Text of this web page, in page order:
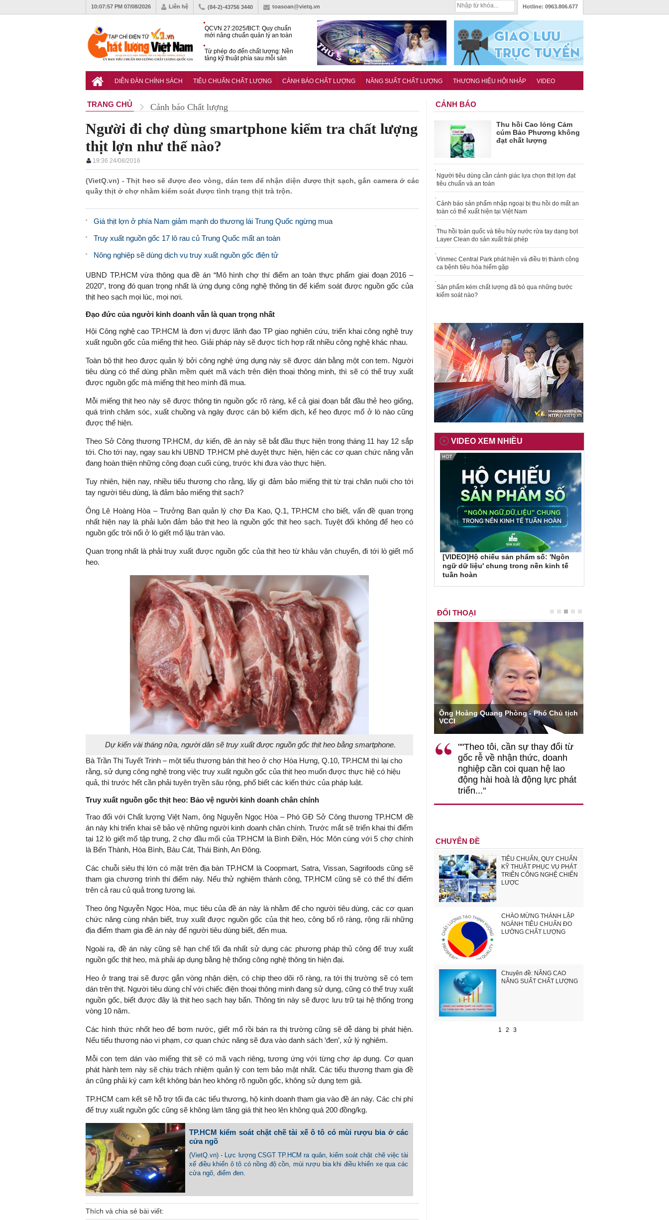
10:07:58 PM 07/08/2026 Liên hệ (84-2)-43756 3440 toasoan@vietq.vn Hotline: 0963.806.677
QCVN 27:2025/BCT: Quy chuẩn
mới nâng chuẩn quản lý an toàn
Từ phép đo đến chất lượng: Nền
tảng kỹ thuật phía sau mỗi sản
của quy hoạch đô thị tri thức tại
DIỄN ĐÀN CHÍNH SÁCH TIÊU CHUẨN CHẤT LƯỢNG CẢNH BÁO CHẤT LƯỢNG NĂNG SUẤT CHẤT LƯỢNG THƯƠNG HIỆU HỘI NHẬP VIDEO
TRANG CHỦ Cảnh báo Chất lượng
Người đi chợ dùng smartphone kiểm tra chất lượng
thịt lợn như thế nào?
19:36 24/08/2016
(VietQ.vn) - Thịt heo sẽ được đeo vòng, dán tem để nhận diện được thịt sạch, gắn camera ở các
quầy thịt ở chợ nhằm kiểm soát được tình trạng thịt trà trộn.
Giá thịt lợn ở phía Nam giảm mạnh do thương lái Trung Quốc ngừng mua
Truy xuất nguồn gốc 17 lô rau củ Trung Quốc mất an toàn
Nông nghiệp sẽ dùng dịch vụ truy xuất nguồn gốc điện tử
UBND TP.HCM vừa thông qua đề án “Mô hình chợ thí điểm an toàn thực phẩm giai đoạn 2016 –
2020”, trong đó quan trọng nhất là ứng dụng công nghệ thông tin để kiểm soát được nguồn gốc của
thịt heo sạch mọi lúc, mọi nơi.
Đạo đức của người kinh doanh vẫn là quan trọng nhất
Hội Công nghệ cao TP.HCM là đơn vị được lãnh đạo TP giao nghiên cứu, triển khai công nghệ truy
xuất nguồn gốc của miếng thịt heo. Giải pháp này sẽ được tích hợp rất nhiều công nghệ khác nhau.
Toàn bộ thịt heo được quản lý bởi công nghệ ứng dụng này sẽ được dán bằng một con tem. Người
tiêu dùng có thể dùng phần mềm quét mã vách trên điện thoại thông minh, thì sẽ có thể truy xuất
được nguồn gốc mà miếng thịt heo mình đã mua.
Mỗi miếng thịt heo này sẽ được thông tin nguồn gốc rõ ràng, kể cả giai đoạn bắt đầu thẻ heo giống,
quá trình chăm sóc, xuất chuồng và ngày được cán bộ kiểm dịch, kể heo được mổ ở lò nào cũng
được thể hiện.
Theo Sở Công thương TP.HCM, dự kiến, đề án này sẽ bắt đầu thực hiện trong tháng 11 hay 12 sắp
tới. Cho tới nay, ngay sau khi UBND TP.HCM phê duyệt thực hiện, hiện các cơ quan chức năng vẫn
đang hoàn thiện những công đoạn cuối cùng, trước khi đưa vào thực hiện.
Tuy nhiên, hiện nay, nhiều tiểu thương cho rằng, lấy gì đảm bảo miếng thịt từ trại chăn nuôi cho tới
tay người tiêu dùng, là đảm bảo miếng thịt sạch?
Ông Lê Hoàng Hòa – Trưởng Ban quản lý chợ Đa Kao, Q.1, TP.HCM cho biết, vấn đề quan trọng
nhất hiện nay là phải luôn đảm bảo thịt heo là nguồn gốc thịt heo sạch. Tuyệt đối không để heo có
nguồn gốc trôi nổi ở lò giết mổ lậu tràn vào.
Quan trọng nhất là phải truy xuất được nguồn gốc của thịt heo từ khâu vận chuyển, đi tới lò giết mổ
heo.
Dự kiến vài tháng nữa, người dân sẽ truy xuất được nguồn gốc thịt heo bằng smartphone.
Bà Trần Thị Tuyết Trinh – một tiểu thương bán thịt heo ở chợ Hòa Hưng, Q.10, TP.HCM thì lại cho
rằng, sử dụng công nghệ trong việc truy xuất nguồn gốc của thịt heo muốn được thực hiệ có hiệu
quả, thì trước hết cần phải tuyên tryền sâu rộng, phố biết các kiến thức của pháp luật.
Truy xuất nguồn gốc thịt heo: Bảo vệ người kinh doanh chân chính
Trao đổi với Chất lượng Việt Nam, ông Nguyễn Ngọc Hòa – Phó GĐ Sở Công thương TP.HCM đề
án này khi triển khai sẽ bảo vệ những người kinh doanh chân chính. Trước mắt sẽ triển khai thí điểm
tại 12 lò giết mổ tập trung, 2 chợ đầu mối của TP.HCM là Bình Điền, Hóc Môn cùng với 5 chợ chính
là Bến Thành, Hòa Bình, Bàu Cát, Thái Binh, An Đông.
Các chuỗi siêu thị lớn có mặt trên địa bàn TP.HCM là Coopmart, Satra, Vissan, Sagrifoods cũng sẽ
tham gia chương trình thí điểm này. Nếu thử nghiệm thành công, TP.HCM cũng sẽ có thể thí điểm
trên cả rau củ quả trong tương lai.
Theo ông Nguyễn Ngọc Hòa, mục tiêu của đề án này là nhằm để cho người tiêu dùng, các cơ quan
chức năng cùng nhận biết, truy xuất được nguồn gốc của thịt heo, công bố rõ ràng, rộng rãi những
địa điểm tham gia đề án này để người tiêu dùng biết, đến mua.
Ngoài ra, đề án này cũng sẽ hạn chế tối đa nhất sử dụng các phương pháp thủ công để truy xuất
nguồn gốc thịt heo, mà phải áp dụng bằng hệ thống công nghệ thông tin hiện đại.
Heo ở trang trại sẽ được gắn vòng nhận diện, có chip theo dõi rõ ràng, ra tới thị trường sẽ có tem
dán trên thịt. Người tiêu dùng chỉ với chiếc điện thoại thông minh đang sử dụng, cũng có thể truy xuất
nguồn gốc, biết được đây là thịt heo sạch hay bẩn. Thông tin này sẽ được lưu trữ tại hệ thống trong
vòng 10 năm.
Các hình thức nhốt heo để bơm nước, giết mổ rồi bán ra thị trường cũng sẽ dễ dàng bị phát hiện.
Nếu tiểu thương nào vi phạm, cơ quan chức năng sẽ đưa vào danh sách ‘đen’, xử lý nghiêm.
Mỗi con tem dán vào miếng thịt sẽ có mã vạch riêng, tương ứng với từng chợ áp dụng. Cơ quan
phát hành tem này sẽ chịu trách nhiệm quản lý con tem bảo mật nhất. Các tiểu thương tham gia đề
án cũng phải ký cam kết không bán heo không rõ nguồn gốc, không sử dụng tem giả.
TP.HCM cam kết sẽ hỗ trợ tối đa các tiểu thương, hộ kinh doanh tham gia vào đề án này. Các chi phí
để truy xuất nguồn gốc cũng sẽ không làm tăng giá thịt heo lên không quá 200 đồng/kg.
TP.HCM kiểm soát chặt chẽ tài xế ô tô có mùi rượu bia ở các
cửa ngõ
(VietQ.vn) - Lực lượng CSGT TP.HCM ra quân, kiểm soát chặt chẽ việc tài
xế điều khiển ô tô có nồng độ cồn, mùi rượu bia khi điều khiển xe qua các
cửa ngõ, điểm đen.
Thích và chia sẻ bài viết:
CẢNH BÁO
Thu hồi Cao lỏng Cảm
cúm Bảo Phương không
đạt chất lượng
Người tiêu dùng cần cảnh giác lựa chọn thịt lợn đạt
tiêu chuẩn và an toàn
Cảnh báo sản phẩm nhập ngoại bị thu hồi do mất an
toàn có thể xuất hiện tại Việt Nam
Thu hồi toàn quốc và tiêu hủy nước rửa tay dạng bọt
Layer Clean do sản xuất trái phép
Vinmec Central Park phát hiện và điều trị thành công
ca bệnh tiêu hóa hiếm gặp
Sản phẩm kém chất lượng đã bỏ qua những bước
kiểm soát nào?
VIDEO XEM NHIỀU
[VIDEO]Hộ chiếu sản phẩm số: 'Ngôn
ngữ dữ liệu' chung trong nền kinh tế
tuần hoàn
ĐỐI THOẠI
"Có rất nhiều việc phải làm
ngay từ bây giờ và trên thực tế
đang được tiến hành như tăng
đầu tư cho khoa học công
khuyến khích đổi mới sáng tạo,
Việc sử dụng hiệu quả chính
sách tài khóa không chỉ mang ý
nghĩa hỗ trợ ngắn hạn mà còn
đóng vai trò tạo nền tảng cho
TS Phan Đức Hiếu - Chuyên gia kinh tế
"Việc ứng dụng công nghệ số
nhằm tối ưu hóa, nâng cao
hiệu quả hoạt động logistics là
rất có ý nghĩa..."
Ông Hoàng Quang Phòng - Phó Chủ tịch
VCCI
""Theo tôi, cần sự thay đổi từ
gốc rễ về nhận thức, doanh
nghiệp cần coi quan hệ lao
động hài hoà là động lực phát
triển..."
CHUYÊN ĐỀ
TIÊU CHUẨN, QUY CHUẨN
KỸ THUẬT PHỤC VỤ PHÁT
TRIỂN CÔNG NGHỆ CHIẾN
LƯỢC
CHÀO MỪNG THÀNH LẬP
NGÀNH TIÊU CHUẨN ĐO
LƯỜNG CHẤT LƯỢNG
Chuyên đề: NÂNG CAO
NĂNG SUẤT CHẤT LƯỢNG
1 2 3